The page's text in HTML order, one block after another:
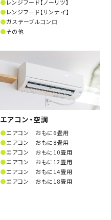
レンジフード【ノーリツ】
レンジフード【リンナイ】
ガステーブルコンロ
その他
エアコン・空調
エアコン おもに6畳用
エアコン おもに8畳用
エアコン おもに10畳用
エアコン おもに12畳用
エアコン おもに14畳用
エアコン おもに18畳用